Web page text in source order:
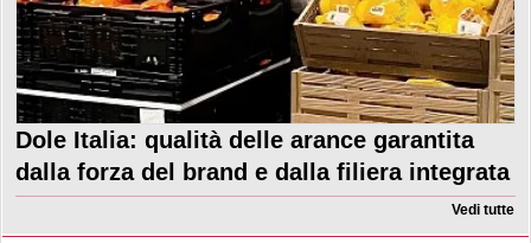
Dole Italia: qualità delle arance garantita
dalla forza del brand e dalla filiera integrata
Vedi tutte